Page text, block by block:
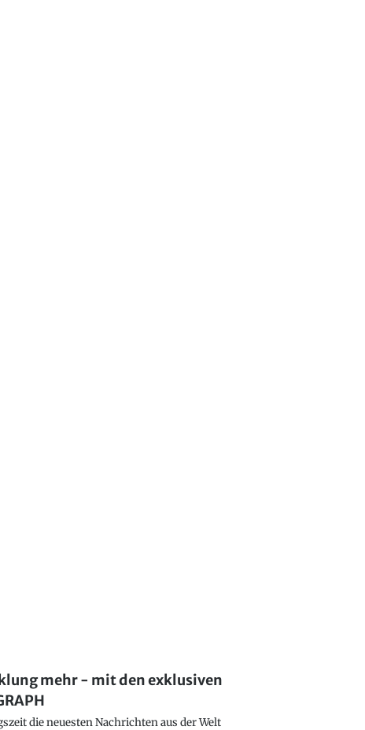
mehr - mit den exklusiven
die neuesten Nachrichten aus der Welt